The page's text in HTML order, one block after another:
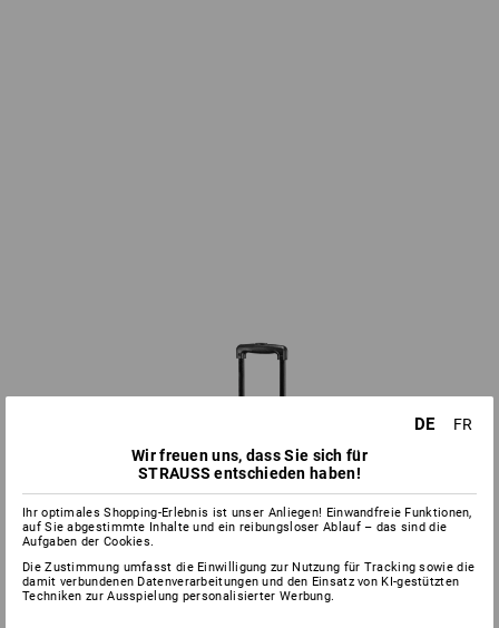
DE
FR
Wir freuen uns, dass Sie sich für
STRAUSS entschieden haben!
Ihr optimales Shopping-Erlebnis ist unser Anliegen! Einwandfreie Funktionen,
auf Sie abgestimmte Inhalte und ein reibungsloser Ablauf – das sind die
Aufgaben der Cookies.
Die Zustimmung umfasst die Einwilligung zur Nutzung für Tracking sowie die
damit verbundenen Datenverarbeitungen und den Einsatz von KI-gestützten
Techniken zur Ausspielung personalisierter Werbung.